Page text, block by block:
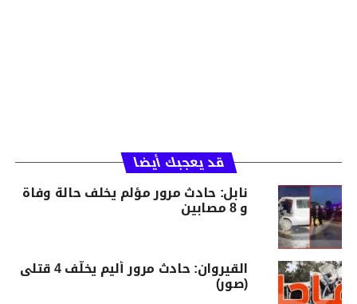
قد يعجبك أيضا
نابل: حادث مرور مؤلم يخلف حالة وفاة
و 8 مصابين
القيروان: حادث مرور أليم يخلّف 4 قتلى
(صور)